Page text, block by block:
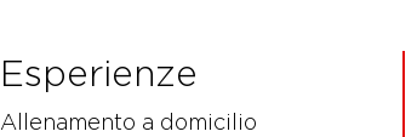
Esperienze
Allenamento a domicilio